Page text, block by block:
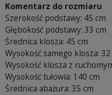
Komentarz do rozmiaru
Szerokość podstawy: 45 cm
Głębokość podstawy: 33 cm
Średnica klosza: 45 cm
Wysokość samego klosza: 32
Wysokość klosza z
Wysokość tułowia: 140 cm
Średnica abażura: 35 cm